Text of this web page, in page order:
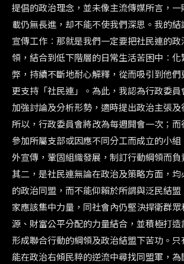
提倡的政治理念，並未像主流傳媒所言，
載仍無長進，却不能不使我們深思。我的
宣傳工作︰那就是我們一定要把社民連的
領，結合到低下階層的日常生活苦困中︰
弊，持續不斷地耐心解釋，從而吸引到他們
更支持「社民連」。為此，我認為行政委員
加強討論及分析形勢，適時提出政治主張及
所以，行政委員會將改為每週開會一次；
參加所屬支部或因應不同分工而成立的小
外宣傳，鞏固組織發展，制訂行動綱領而負
其二，是社民連無論在政治及策略方面，
的政治同盟，而不能仰賴於所謂與泛民結
家應該集中力量，同社會內仍堅決捍衛群
源、財富公平分配的力量結合，並積極打
形成聯合行動的綱領及政治結盟下苦功。
能在政治右傾民粹的逆流中尋找同盟軍，